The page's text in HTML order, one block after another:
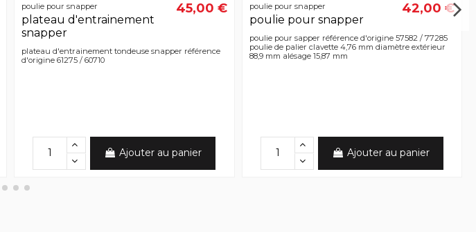
poulie pour snapper
plateau d'entrainement
snapper
45,00 €
plateau d'entrainement tondeuse snapper référence
d'origine 61275 / 60710
Ajouter au panier
poulie pour snapper
poulie pour snapper
42,00 €
poulie pour sapper référence d'origine 57582 / 77285
poulie de palier clavette 4,76 mm diamètre extérieur
88,9 mm alésage 15,87 mm
Ajouter au panier